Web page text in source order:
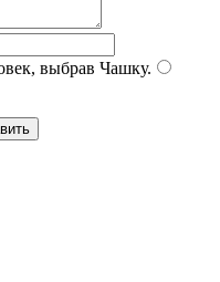
выбрав Чашку.